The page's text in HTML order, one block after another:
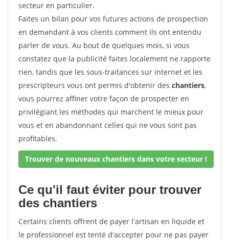
secteur en particulier.
Faites un bilan pour vos futures actions de prospection
en demandant à vos clients comment ils ont entendu
parler de vous. Au bout de quelques mois, si vous
constatez que la publicité faites localement ne rapporte
rien, tandis que les sous-traitances sur internet et les
prescripteurs vous ont permis d'obtenir des chantiers,
vous pourrez affiner votre façon de prospecter en
privilégiant les méthodes qui marchent le mieux pour
vous et en abandonnant celles qui ne vous sont pas
profitables.
Trouver de nouveaux chantiers dans votre secteur !
Ce qu'il faut éviter pour trouver
des chantiers
Certains clients offrent de payer l'artisan en liquide et
le professionnel est tenté d'accepter pour ne pas payer